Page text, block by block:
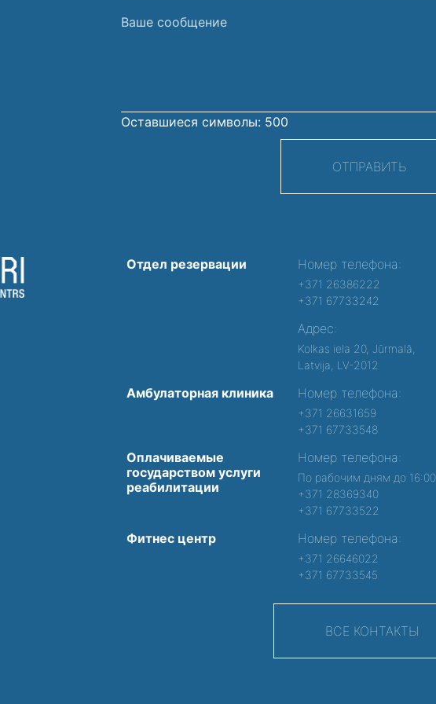
Ваше
Оставшиеся символы: 500
ОТПРАВИТЬ
Отдел резервации Номер телефона:
+371 26386222
+371 67733242
Адрес:
Kolkas iela 20, Jūrmalā,
Latvija, LV-2012
Амбулаторная клиника Номер телефона:
+371 26631659
+371 67733548
Оплачиваемые
государством услуги
реабилитации
Номер телефона:
По рабочим дням до 16:00
+371 28369340
+371 67733522
Фитнес центр Номер телефона:
+371 26646022
+371 67733545
ВСЕ КОНТАКТЫ